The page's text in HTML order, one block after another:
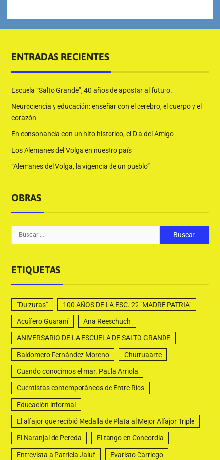
ENTRADAS RECIENTES
Escuela “Salto Grande”, 40 años de apostar al futuro.
Neurociencia y educación: enseñar con el cerebro, el cuerpo y el
corazón
En consonancia con un hito histórico, el Día del Amigo
Los Alemanes del Volga en nuestro país
“Alemanes del Volga, la vigencia de un pueblo”
OBRAS
ETIQUETAS
"Dulzuras" 100 AÑOS DE LA ESC. 22 "MADRE PATRIA"
Acuífero Guaraní Ana Reeschuch
ANIVERSARIO DE LA ESCUELA DE SALTO GRANDE
Baldomero Fernández Moreno Churruaarte
Cuando conocimos el mar. Paula Arriola
Cuentistas contemporáneos de Entre Ríos
Educación informal
El alfajor que recibió Medalla de Plata al Mejor Alfajor Triple
El Naranjal de Pereda El tango en Concordia
Entrevista a Patricia Jaluf Evaristo Carriego